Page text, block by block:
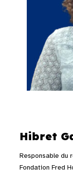
Hibret
Responsable du
Fondation Fred